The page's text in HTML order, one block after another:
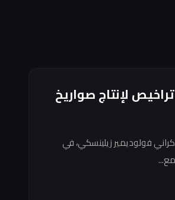
لإنتاج صواريخ
فولوديمير زيلينسكي، في